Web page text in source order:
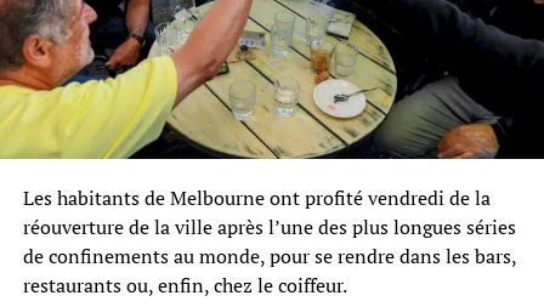
Les habitants de Melbourne ont profité vendredi de la
réouverture de la ville après l’une des plus longues séries
de confinements au monde, pour se rendre dans les bars,
restaurants ou, enfin, chez le coiffeur.